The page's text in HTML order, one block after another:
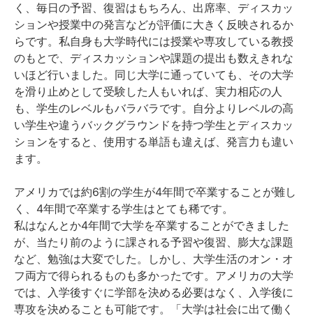
く、毎日の予習、復習はもちろん、出席率、ディスカッ
ションや授業中の発言などが評価に大きく反映されるか
らです。私自身も大学時代には授業や専攻している教授
のもとで、ディスカッションや課題の提出も数えきれな
いほど行いました。同じ大学に通っていても、その大学
を滑り止めとして受験した人もいれば、実力相応の人
も、学生のレベルもバラバラです。自分よりレベルの高
い学生や違うバックグラウンドを持つ学生とディスカッ
ションをすると、使用する単語も違えば、発言力も違い
ます。
アメリカでは約6割の学生が4年間で卒業することが難し
く、4年間で卒業する学生はとても稀です。
私はなんとか4年間で大学を卒業することができました
が、当たり前のように課される予習や復習、膨大な課題
など、勉強は大変でした。しかし、大学生活のオン・オ
フ両方で得られるものも多かったです。アメリカの大学
では、入学後すぐに学部を決める必要はなく、入学後に
専攻を決めることも可能です。「大学は社会に出て働く